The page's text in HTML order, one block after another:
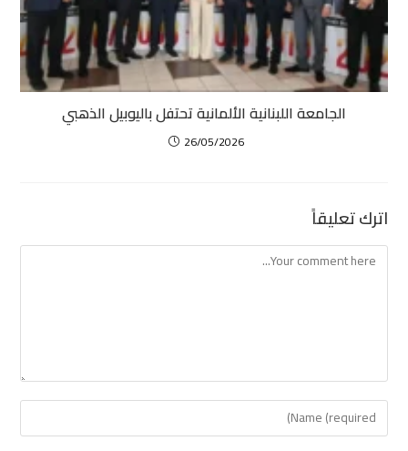
الجامعة اللبنانية الألمانية تحتفل باليوبيل الذهبي
26/05/2026
اترك تعليقاً